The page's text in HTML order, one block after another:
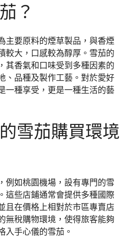
？
主要原料的煙草製品，與香煙
較大，口感較為醇厚。雪茄的
其香氣和口味受到多種因素的
、品種及製作工藝。對於愛好
一種享受，更是一種生活的藝
雪茄購買環境
例如桃園機場，設有專門的雪
這些店鋪通常會提供多種國際
且在價格上相對於市區專賣店
無稅購物環境，使得旅客能夠
入手心儀的雪茄。